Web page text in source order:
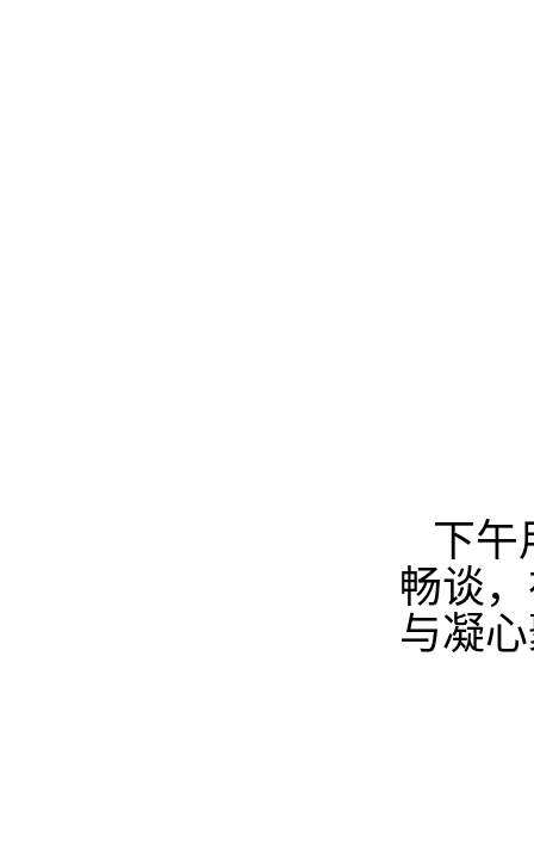
下午
畅谈
与凝